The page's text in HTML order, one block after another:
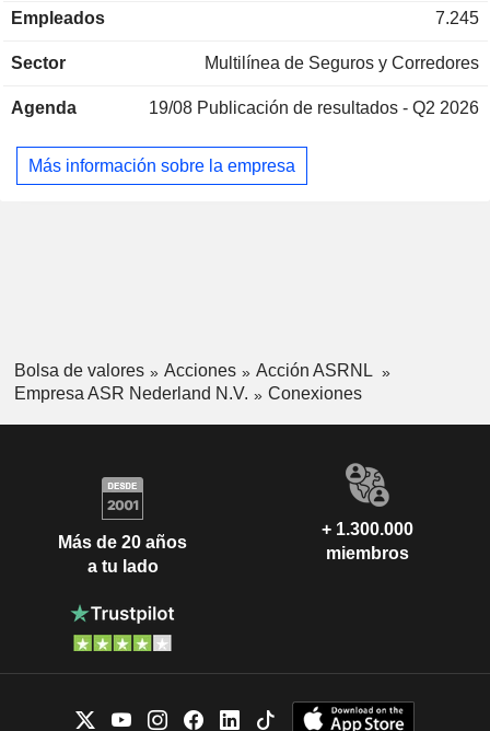
Empleados
7.245
Sector Multilínea de Seguros y Corredores
Agenda 19/08 Publicación de resultados - Q2 2026
Más información sobre la empresa
Bolsa de valores Acciones
Acción ASRNL
Empresa ASR Nederland N.V.
Conexiones
Más de 20 años
a tu lado
+ 1.300.000
miembros